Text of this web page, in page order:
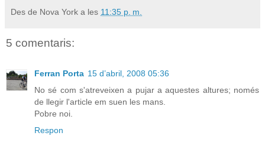
Des de Nova York a les 11:35 p. m.
5 comentaris:
Ferran Porta 15 d’abril, 2008 05:36
No sé com s'atreveixen a pujar a aquestes altures; només
de llegir l'article em suen les mans.
Pobre noi.
Respon